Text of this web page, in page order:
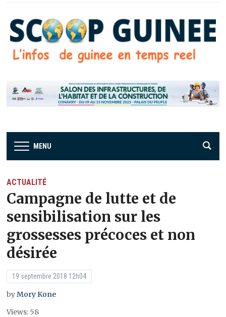
MENU
ACTUALITÉ
Campagne de lutte et de
sensibilisation sur les
grossesses précoces et non
désirée
19 septembre 2018 12h04
byMory Kone
Views: 58